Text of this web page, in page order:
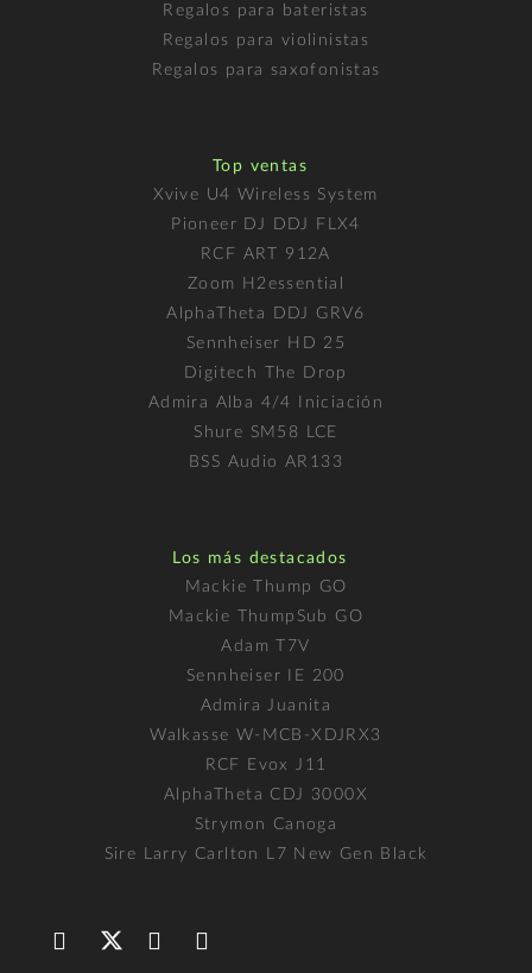
Regalos para bateristas
Regalos para violinistas
Regalos para saxofonistas
Top ventas
Xvive U4 Wireless System
Pioneer DJ DDJ FLX4
RCF ART 912A
Zoom H2essential
AlphaTheta DDJ GRV6
Sennheiser HD 25
Digitech The Drop
Admira Alba 4/4 Iniciación
Shure SM58 LCE
BSS Audio AR133
Los más destacados
Mackie Thump GO
Mackie ThumpSub GO
Adam T7V
Sennheiser IE 200
Admira Juanita
Walkasse W-MCB-XDJRX3
RCF Evox J11
AlphaTheta CDJ 3000X
Strymon Canoga
Sire Larry Carlton L7 New Gen Black